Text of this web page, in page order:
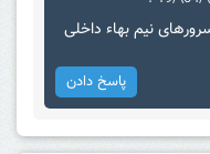
نیم بهاء داخلی
پاسخ دادن